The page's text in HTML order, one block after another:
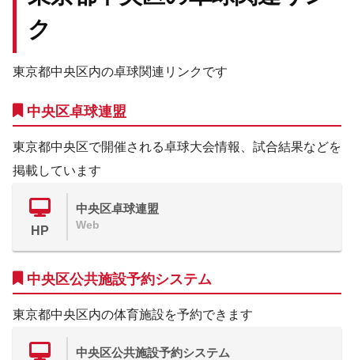
ク
東京都中央区内の卓球関連リンクです
中央区卓球連盟
東京都中央区で開催される卓球大会情報、試合結果などを
掲載しています
HP
中央区卓球連盟
Web
中央区公共施設予約システム
東京都中央区内の体育施設を予約できます
中央区公共施設予約システム